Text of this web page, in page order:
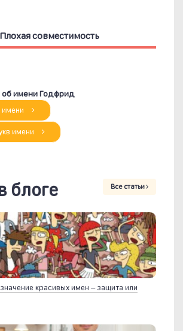
Плохая совместимость
об имени Годфрид
имени
имени
блоге Все статьи
красивых имен – защита или